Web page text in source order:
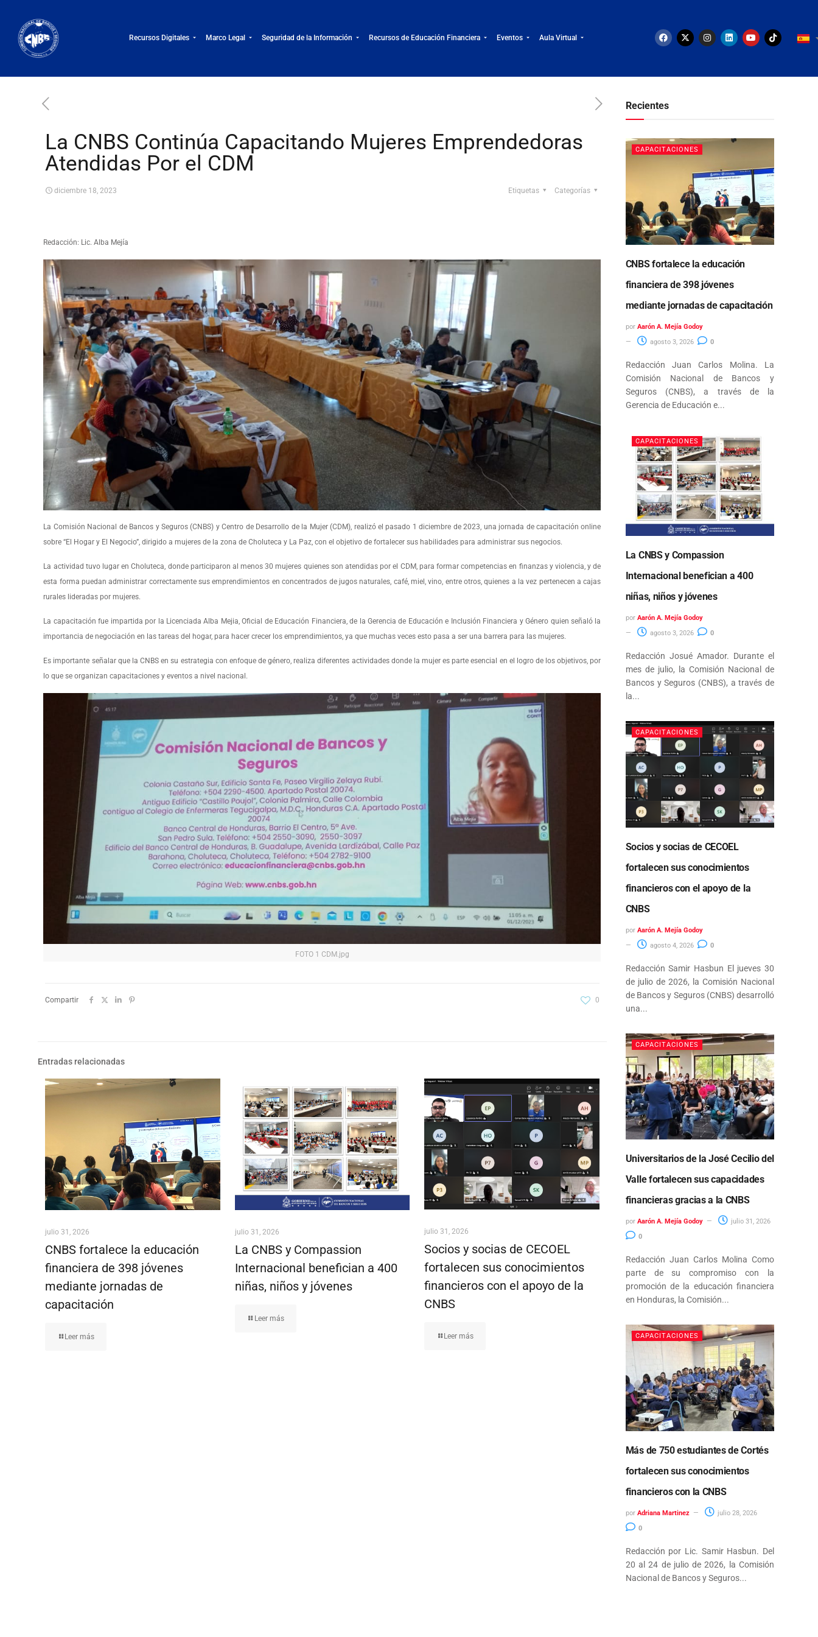
Recursos Digitales Marco Legal Seguridad de la Información Recursos de Educación Financiera Eventos Aula Virtual
La CNBS Continúa Capacitando Mujeres Emprendedoras
Atendidas Por el CDM
diciembre 18, 2023 Categorías
Etiquetas
Redacción: Lic. Alba Mejía
La Comisión Nacional de Bancos y Seguros (CNBS) y Centro de Desarrollo de la Mujer (CDM), realizó el pasado 1 diciembre de 2023, una jornada de capacitación online
sobre “El Hogar y El Negocio”, dirigido a mujeres de la zona de Choluteca y La Paz, con el objetivo de fortalecer sus habilidades para administrar sus negocios.
La actividad tuvo lugar en Choluteca, donde participaron al menos 30 mujeres quienes son atendidas por el CDM, para formar competencias en finanzas y violencia, y de
esta forma puedan administrar correctamente sus emprendimientos en concentrados de jugos naturales, café, miel, vino, entre otros, quienes a la vez pertenecen a cajas
rurales lideradas por mujeres.
La capacitación fue impartida por la Licenciada Alba Mejia, Oficial de Educación Financiera, de la Gerencia de Educación e Inclusión Financiera y Género quien señaló la
importancia de negociación en las tareas del hogar, para hacer crecer los emprendimientos, ya que muchas veces esto pasa a ser una barrera para las mujeres.
Es importante señalar que la CNBS en su estrategia con enfoque de género, realiza diferentes actividades donde la mujer es parte esencial en el logro de los objetivos, por
lo que se organizan capacitaciones y eventos a nivel nacional.
FOTO 1 CDM.jpg
Compartir 0
Entradas relacionadas
julio 31, 2026
CNBS fortalece la educación
financiera de 398 jóvenes
mediante jornadas de
capacitación
Leer más
julio 31, 2026
La CNBS y Compassion
Internacional benefician a 400
niñas, niños y jóvenes
Leer más
julio 31, 2026
Socios y socias de CECOEL
fortalecen sus conocimientos
financieros con el apoyo de la
CNBS
Leer más
Recientes
CAPACITACIONES
CNBS fortalece la educación
financiera de 398 jóvenes
mediante jornadas de capacitación
por Aarón A. Mejía Godoy
agosto 3, 2026
0
Redacción Juan Carlos Molina. La
Comisión Nacional de Bancos y
Seguros (CNBS), a través de la
Gerencia de Educación e...
CAPACITACIONES
La CNBS y Compassion
Internacional benefician a 400
niñas, niños y jóvenes
por Aarón A. Mejía Godoy
agosto 3, 2026
0
Redacción Josué Amador. Durante el
mes de julio, la Comisión Nacional de
Bancos y Seguros (CNBS), a través de
la...
CAPACITACIONES
Socios y socias de CECOEL
fortalecen sus conocimientos
financieros con el apoyo de la
CNBS
por Aarón A. Mejía Godoy
agosto 4, 2026
0
Redacción Samir Hasbun El jueves 30
de julio de 2026, la Comisión Nacional
de Bancos y Seguros (CNBS) desarrolló
una...
CAPACITACIONES
Universitarios de la José Cecilio del
Valle fortalecen sus capacidades
financieras gracias a la CNBS
por Aarón A. Mejía Godoy
julio 31, 2026
0
Redacción Juan Carlos Molina Como
parte de su compromiso con la
promoción de la educación financiera
en Honduras, la Comisión...
CAPACITACIONES
Más de 750 estudiantes de Cortés
fortalecen sus conocimientos
financieros con la CNBS
por Adriana Martinez
julio 28, 2026
0
Redacción por Lic. Samir Hasbun. Del
20 al 24 de julio de 2026, la Comisión
Nacional de Bancos y Seguros...